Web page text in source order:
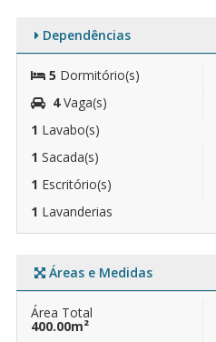
Dependências
5 Dormitório(s)
4Vaga(s)
1 Lavabo(s)
1 Sacada(s)
1 Escritório(s)
1 Lavanderias
Áreas e Medidas
Área Total
400.00m²